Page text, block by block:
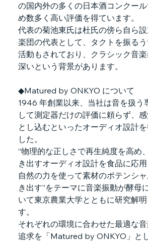
の国内外の多くの日本酒コンクー
め数多く高い評価を得ています。
代表の菊池東氏は杜氏の傍ら自ら
楽団の代表として、タクトを振る
活動もされており、クラシック音
深いという背景があります。
◆Matured by ONKYO について
1946 年創業以来、当社は音を扱う
して測定器だけの評価に頼らず、
とし込むといったオーディオ設計
した。
“物理的な正しさで再生純度を高め
き出すオーディオ設計を食品に応
自然の力を使って素材のポテンシ
き出す”をテーマに音楽振動が酵母
いて東京農業大学とともに研究解
す。
それぞれの環境に合わせた最適な
追求を「Matured by ONKYO」と